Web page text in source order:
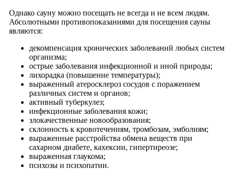
Буддистская
Индийская
Православная
Живопись
Мозаика, витраж
Скульптура
Великие творцы
Ландшафтный дизайн
Мультимедиа
Юмор
Фото
Кино
Духовное
Художественное
Научно-исследовательское
Танцевальное
Издательство
Однако сауну можно посещать не всегда и не всем людям.
Абсолютными противопоказаниями для посещения сауны
являются:
декомпенсация хронических заболеваний любых систем
организма;
острые заболевания инфекционной и иной природы;
лихорадка (повышение температуры);
выраженный атеросклероз сосудов с поражением
различных систем и органов;
активный туберкулез;
инфекционные заболевания кожи;
злокачественные новообразования;
склонность к кровотечениям, тромбозам, эмболиям;
выраженные расстройства обмена веществ при
сахарном диабете, кахексии, гипертиреозе;
выраженная глаукома;
психозы и психопатии.